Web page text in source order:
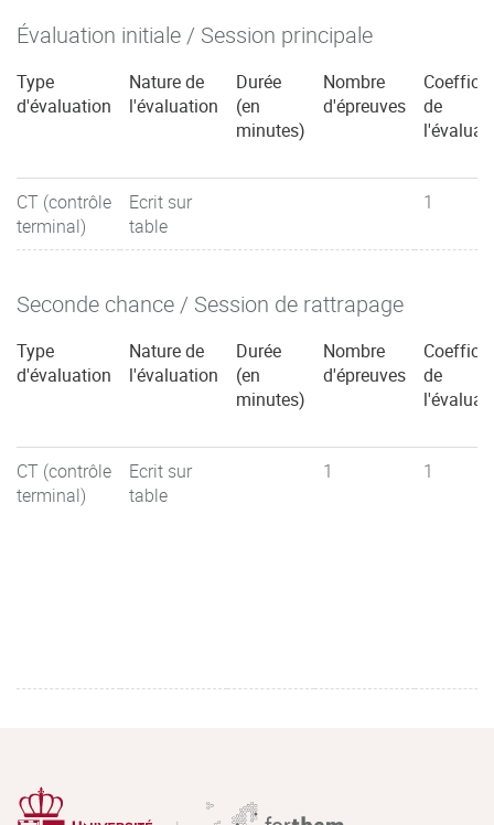
Évaluation initiale / Session principale
Type
d'évaluation
Nature de
l'évaluation
Durée
(en
minutes)
Nombre
d'épreuves
de
CT (contrôle
terminal)
Ecrit sur
table
1
Seconde chance / Session de rattrapage
Type
d'évaluation
Nature de
l'évaluation
Durée
(en
minutes)
Nombre
d'épreuves
de
CT (contrôle
terminal)
Ecrit sur
table
1 1